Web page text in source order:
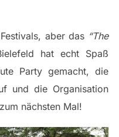
aber das “The
hat echt Spaß
Party gemacht, die
und die Organisation
nächsten Mal!